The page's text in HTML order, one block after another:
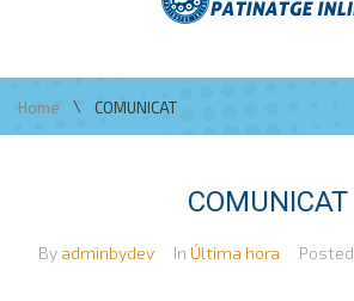
Home \ COMUNICAT
COMUNICAT
By adminbydev In Última hora Posted